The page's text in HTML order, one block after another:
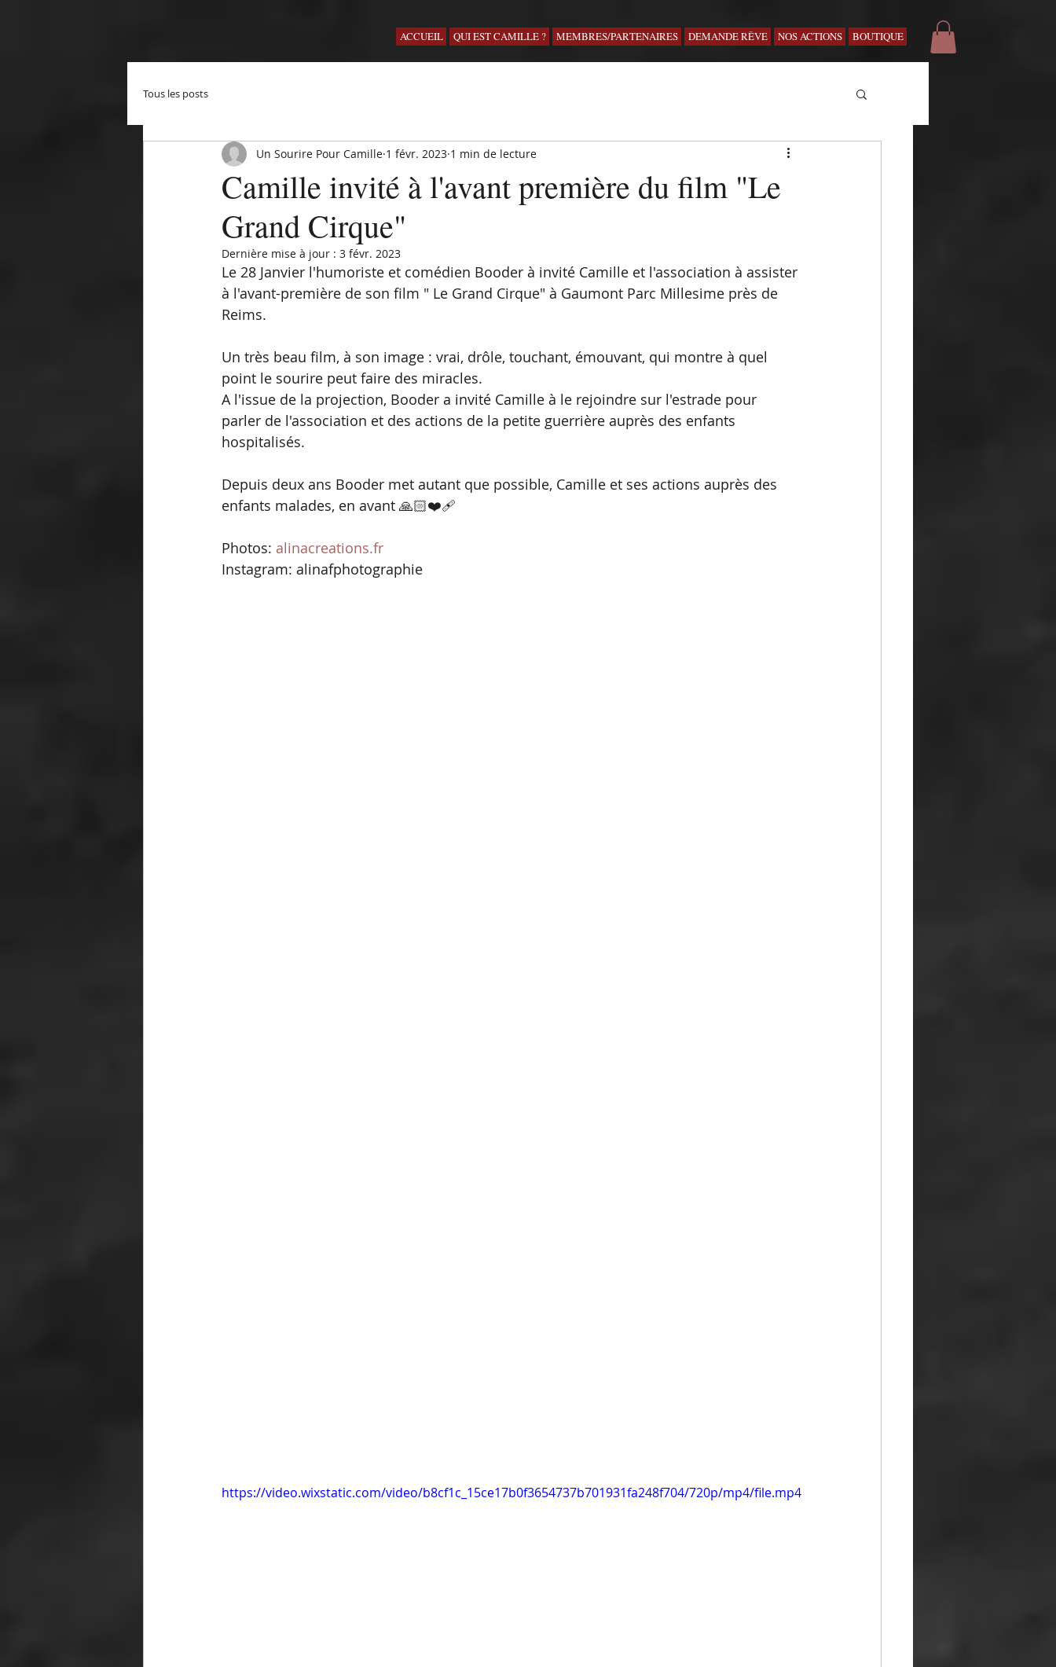
ACCUEIL QUI EST CAMILLE ? MEMBRES/PARTENAIRES DEMANDE RÊVE NOS ACTIONS BOUTIQUE
Tous les posts
Camille invité à l'avant première du film "Le
Grand Cirque"
Un Sourire Pour Camille 1 févr. 2023 1 min de lecture
Dernière mise à jour : 3 févr. 2023
Le 28 Janvier l'humoriste et comédien Booder à invité Camille et l'association à assister
à l'avant-première de son film " Le Grand Cirque" à Gaumont Parc Millesime près de
Reims.
Un très beau film, à son image : vrai, drôle, touchant, émouvant, qui montre à quel
point le sourire peut faire des miracles.
A l'issue de la projection, Booder a invité Camille à le rejoindre sur l'estrade pour
parler de l'association et des actions de la petite guerrière auprès des enfants
hospitalisés.
Depuis deux ans Booder met autant que possible, Camille et ses actions auprès des
enfants malades, en avant 🙏🏻❤️‍🩹
Photos: alinacreations.fr
Instagram: alinafphotographie
https://video.wixstatic.com/video/b8cf1c_15ce17b0f3654737b701931fa248f704/720p/mp4/file.mp4